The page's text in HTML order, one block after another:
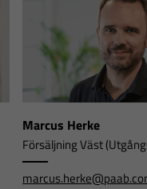
Marcus Herke
Försäljning Väst